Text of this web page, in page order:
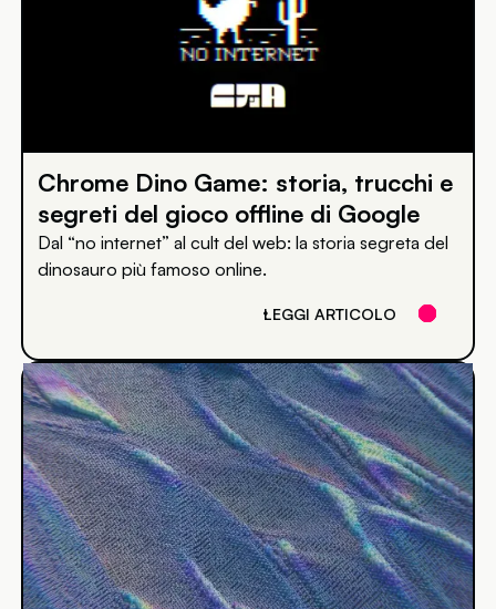
Chrome Dino Game: storia, trucchi e
segreti del gioco offline di Google
Dal “no internet” al cult del web: la storia segreta del
dinosauro più famoso online.
LEGGI ARTICOLO